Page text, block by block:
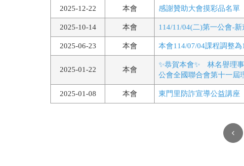
2025-12-22 本會 感謝贊助大會摸彩品名單
2025-10-14 本會 114/11/04(二)第一公會-
2025-06-23 本會 本會114/07/04課程調整
2025-01-22 本會
✨恭賀本會✨ 林名譽理
公會全國聯合會第十一屆
2025-01-08 本會 東門里防詐宣導公益講座